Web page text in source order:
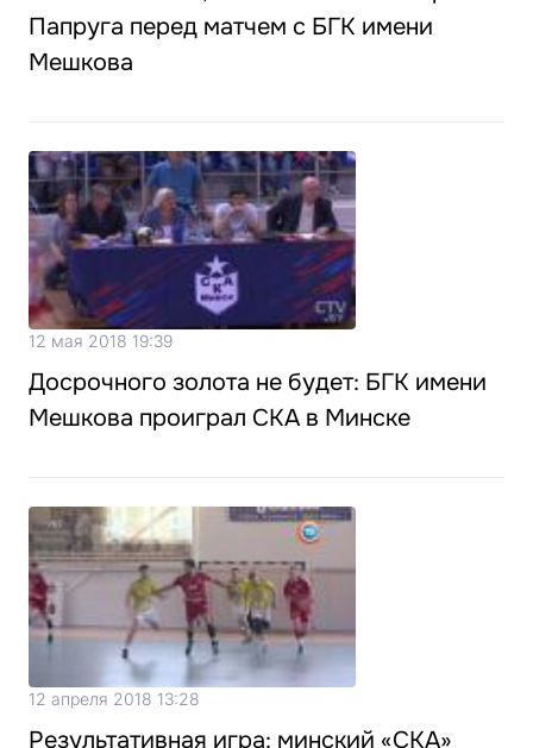
Папруга перед матчем с БГК имени
Мешкова
12 мая 2018 19:39
Досрочного золота не будет: БГК имени
Мешкова проиграл СКА в Минске
12 апреля 2018 13:28
Результативная игра: минский «СКА»